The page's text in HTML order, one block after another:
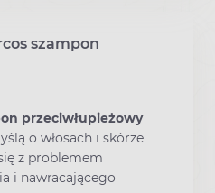
szampon
przeciwłupieżowy
o włosach i skórze
z problemem
i nawracającego